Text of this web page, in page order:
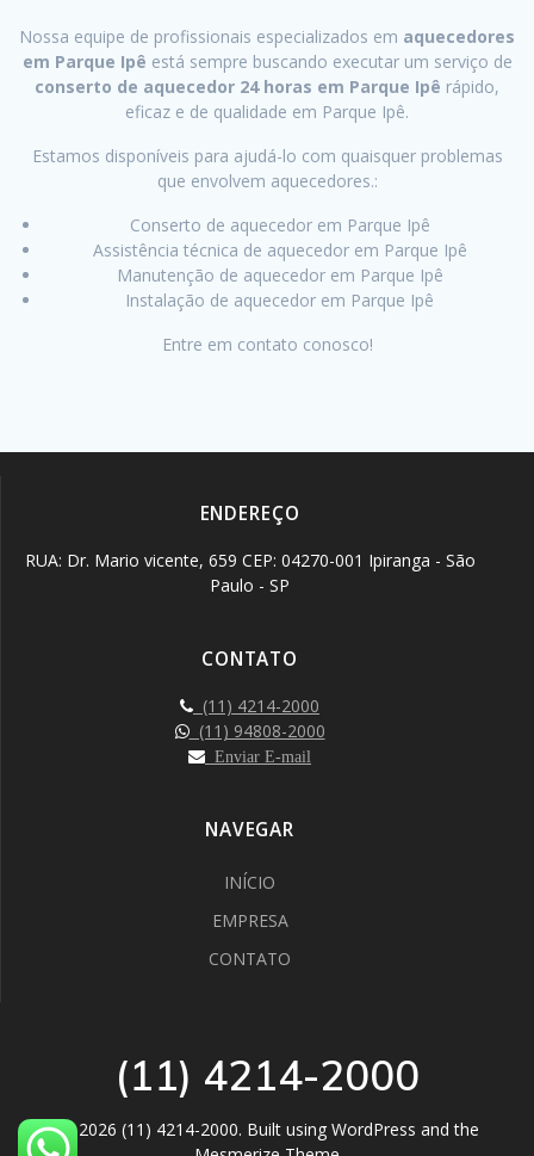
Nossa equipe de profissionais especializados em aquecedores
em Parque Ipê está sempre buscando executar um serviço de
conserto de aquecedor 24 horas em Parque Ipê rápido,
eficaz e de qualidade em Parque Ipê.
Estamos disponíveis para ajudá-lo com quaisquer problemas
que envolvem aquecedores.:
Conserto de aquecedor em Parque Ipê
Assistência técnica de aquecedor em Parque Ipê
Manutenção de aquecedor em Parque Ipê
Instalação de aquecedor em Parque Ipê
Entre em contato conosco!
ENDEREÇO
RUA: Dr. Mario vicente, 659 CEP: 04270-001 Ipiranga - São
Paulo - SP
CONTATO
(11) 4214-2000
(11) 94808-2000
Enviar E-mail
NAVEGAR
INÍCIO
EMPRESA
CONTATO
(11) 4214-2000
© 2026 (11) 4214-2000. Built using WordPress and the